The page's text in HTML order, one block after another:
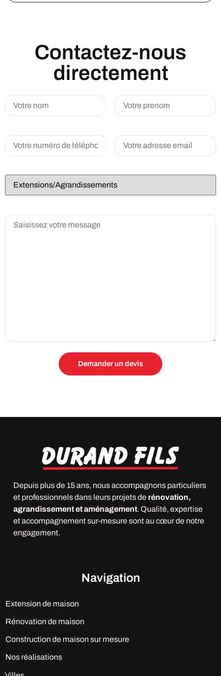
Contactez-nous
directement
Depuis plus de 15 ans, nous accompagnons particuliers
et professionnels dans leurs projets de rénovation,
agrandissement et aménagement. Qualité, expertise
et accompagnement sur-mesure sont au cœur de notre
engagement.
Navigation
Extension de maison
Rénovation de maison
Construction de maison sur mesure
Nos réalisations